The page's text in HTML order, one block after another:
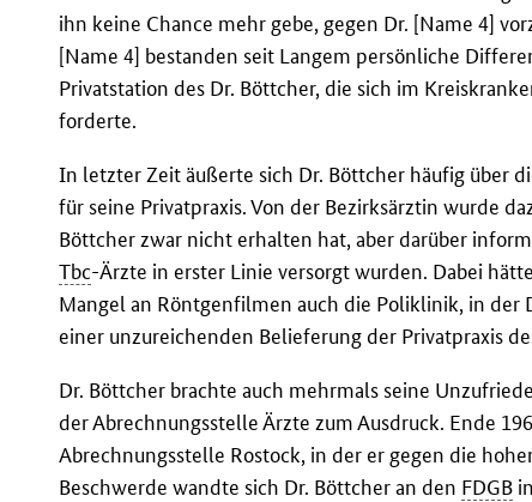
ihn keine Chance mehr gebe, gegen Dr. [Name 4]
[Name 4] bestanden seit Langem persönliche
Privatstation des Dr. Böttcher, die sich im
forderte.
In letzter Zeit äußerte sich Dr. Böttcher häufig über
für seine Privatpraxis. Von der Bezirksärztin wurde
Böttcher zwar nicht erhalten hat, aber darüber
Tbc-Ärzte in erster Linie versorgt wurden. Dabei
Mangel an Röntgenfilmen auch die Poliklinik, in der
einer unzureichenden Belieferung der Privatpraxis
Dr. Böttcher brachte auch mehrmals seine
der Abrechnungsstelle Ärzte zum Ausdruck. Ende
Abrechnungsstelle Rostock, in der er gegen die
Beschwerde wandte sich Dr. Böttcher an den FDGB